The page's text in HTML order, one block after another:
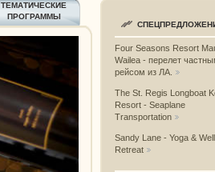
ТЕМАТИЧЕСКИЕ
ПРОГРАММЫ
Four Seasons Resort
Wailea - перелет
рейсом из ЛА.
The St. Regis Longboat
Resort - Seaplane
Transportation
Sandy Lane - Yoga &
Retreat